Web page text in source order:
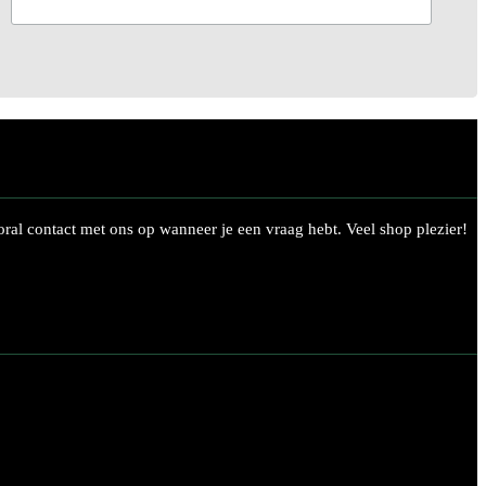
contact met ons op wanneer je een vraag hebt. Veel shop plezier!